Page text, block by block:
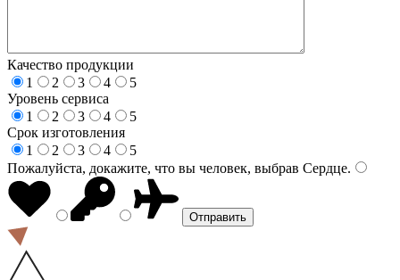
Качество продукции
1
2 3 4
5
Уровень сервиса
1
2 3 4
5
Срок изготовления
1
2 3 4
5
Пожалуйста, докажите, что вы человек, выбрав Сердце.